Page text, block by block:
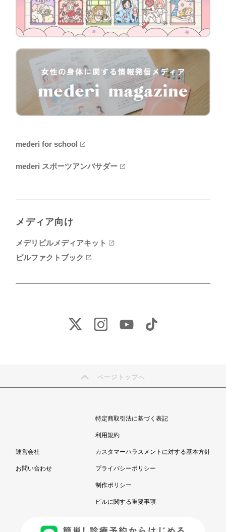
mederi for school
mederi スポーツアンバサダー
メディア向け
メデリピルメディアキット
ピルファクトブック
ページトップへ
運営会社
お問い合わせ
特定商取引法に基づく表記
利用規約
カスタマーハラスメントに対する基本方針
プライバシーポリシー
制作ポリシー
ピルに関する重要事項